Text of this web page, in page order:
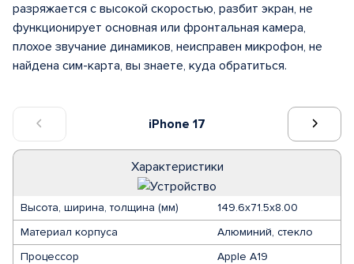
iPhone 17
Характеристики
Высота, ширина, толщина (мм)
149.6х71.5х8.00
Материал корпуса
Алюминий, стекло
Процессор
Apple A19
разряжается с высокой скоростью, разбит экран, не
функционирует основная или фронтальная камера,
плохое звучание динамиков, неисправен микрофон, не
найдена сим-карта, вы знаете, куда обратиться.